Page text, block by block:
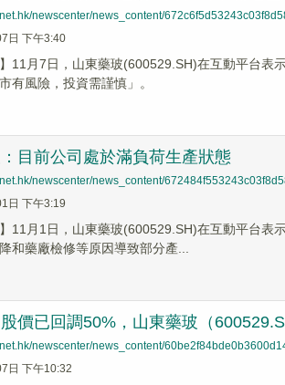
newscenter/news_content/
日 下午3:40
】11月7日，山東藥玻(600529.SH)在互動平台
有風險，投資需謹慎」。
目前公司處於滿負荷生產狀態
newscenter/news_content/
日 下午3:19
】11月1日，山東藥玻(600529.SH)在互動平台
和藥廠檢修等原因導致部分產...
股價已回調50%，山東藥玻（
newscenter/news_content/
日 下午10:32